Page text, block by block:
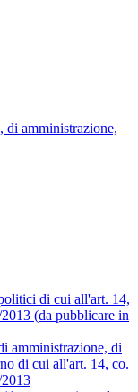
amministrazione,
di cui all'art. 14,
(da pubblicare in
amministrazione, di
di cui all'art. 14, co.